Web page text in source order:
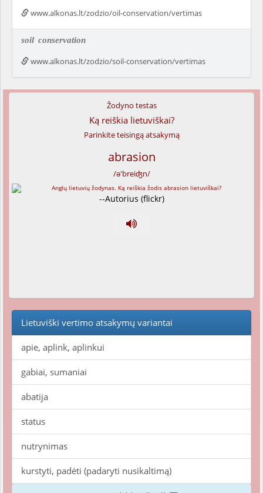
www.alkonas.lt/zodzio/oil-conservation/vertimas
soil conservation
www.alkonas.lt/zodzio/soil-conservation/vertimas
Žodyno testas
Ką reiškia lietuviškai?
Parinkite teisingą atsakymą
abrasion
/ə'breiʤn/
--Autorius (flickr)
Lietuviški vertimo atsakymų variantai
apie, aplink, aplinkui
gabiai, sumaniai
abatija
status
nutrynimas
kurstyti, padėti (padaryti nusikaltimą)